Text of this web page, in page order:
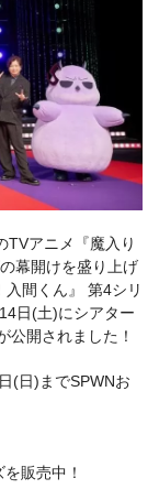
TVアニメ『魔入り
幕開けを盛り上げ
間くん』 第4シリ
日(土)にシアター
公開されました！
(日)までSPWNお
販売中！